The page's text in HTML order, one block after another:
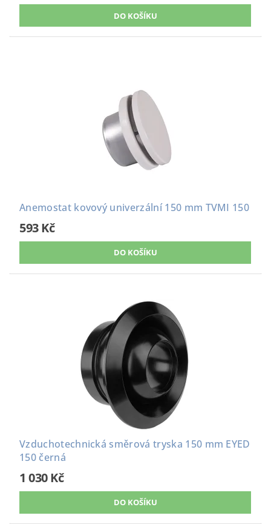
Anemostat kovový univerzální 150 mm TVMI 150
593 Kč
Vzduchotechnická směrová tryska 150 mm EYED
150 černá
1 030 Kč